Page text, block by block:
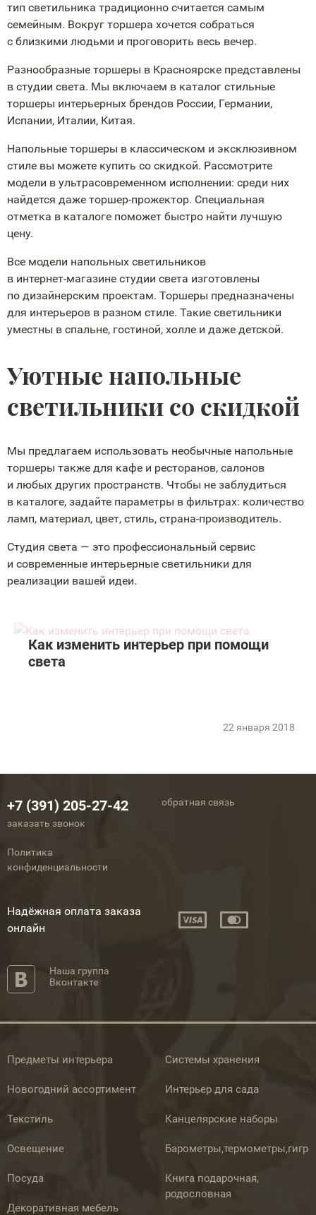
тип светильника традиционно считается самым
семейным. Вокруг торшера хочется собраться
с близкими людьми и проговорить весь вечер.
Разнообразные торшеры в Красноярске представлены
в студии света. Мы включаем в каталог стильные
торшеры интерьерных брендов России, Германии,
Испании, Италии, Китая.
Напольные торшеры в классическом и эксклюзивном
стиле вы можете купить со скидкой. Рассмотрите
модели в ультрасовременном исполнении: среди них
найдется даже торшер-прожектор. Специальная
отметка в каталоге поможет быстро найти лучшую
цену.
Все модели напольных светильников
в интернет-магазине студии света изготовлены
по дизайнерским проектам. Торшеры предназначены
для интерьеров в разном стиле. Такие светильники
уместны в спальне, гостиной, холле и даже детской.
Уютные напольные
светильники со скидкой
Мы предлагаем использовать необычные напольные
торшеры также для кафе и ресторанов, салонов
и любых других пространств. Чтобы не заблудиться
в каталоге, задайте параметры в фильтрах: количество
ламп, материал, цвет, стиль, страна-производитель.
Студия света — это профессиональный сервис
и современные интерьерные светильники для
реализации вашей идеи.
Как изменить интерьер при помощи
света
22 января 2018
+7 (391) 205-27-42
заказать звонок
обратная связь
Политика
конфиденциальности
Надёжная оплата заказа
онлайн
Наша группа
Вконтакте
Предметы интерьера
Новогодний ассортимент
Текстиль
Освещение
Посуда
Декоративная мебель
Системы хранения
Интерьер для сада
Канцелярские наборы
Книга подарочная,
родословная